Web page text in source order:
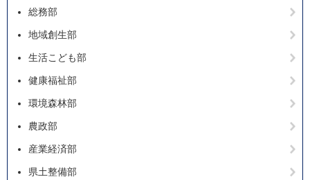
総務部
地域創生部
生活こども部
健康福祉部
環境森林部
農政部
産業経済部
県土整備部